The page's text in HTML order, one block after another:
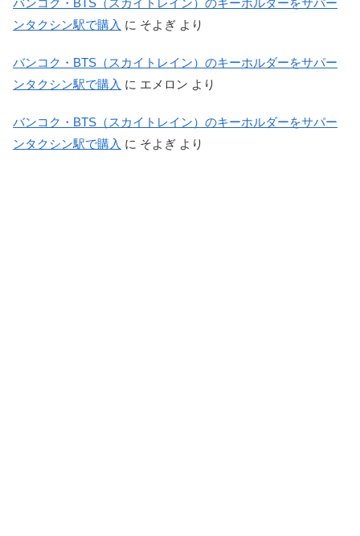
バンコク・BTS（スカイトレイン）のキーホルダーをサパー
ンタクシン駅で購入 に そよぎ より
バンコク・BTS（スカイトレイン）のキーホルダーをサパー
ンタクシン駅で購入 に エメロン より
バンコク・BTS（スカイトレイン）のキーホルダーをサパー
ンタクシン駅で購入 に そよぎ より